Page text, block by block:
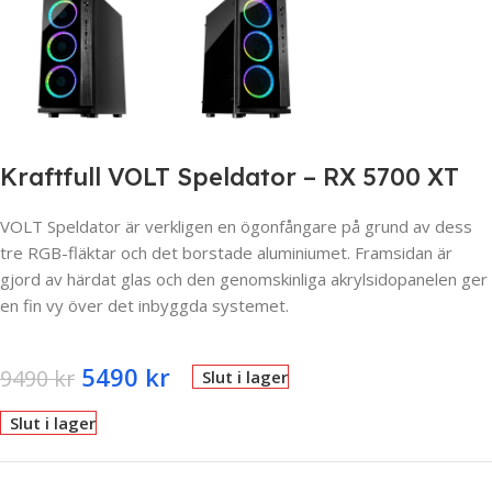
Kraftfull VOLT Speldator – RX 5700 XT
VOLT Speldator är verkligen en ögonfångare på grund av dess
tre RGB-fläktar och det borstade aluminiumet. Framsidan är
gjord av härdat glas och den genomskinliga akrylsidopanelen ger
en fin vy över det inbyggda systemet.
9490kr 5490 kr Slut i lager
Slut i lager